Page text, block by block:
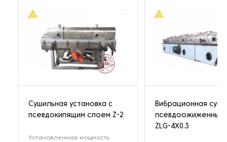
Cушильная установка с
псевдокипящим слоем Z-2
Установленная мощность
Вибрационная
псевдоожиженным
ZLG-4X0.3